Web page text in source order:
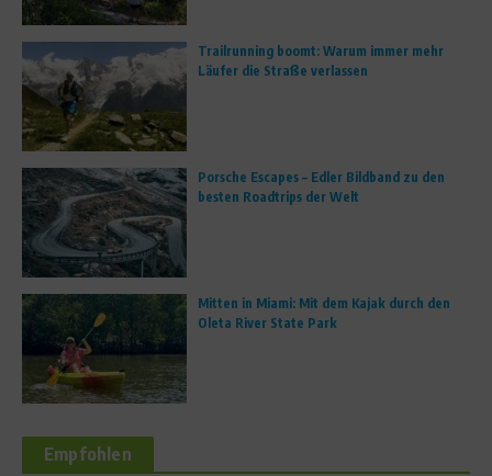
Trailrunning boomt: Warum immer mehr
Läufer die Straße verlassen
Porsche Escapes – Edler Bildband zu den
besten Roadtrips der Welt
Mitten in Miami: Mit dem Kajak durch den
Oleta River State Park
Empfohlen